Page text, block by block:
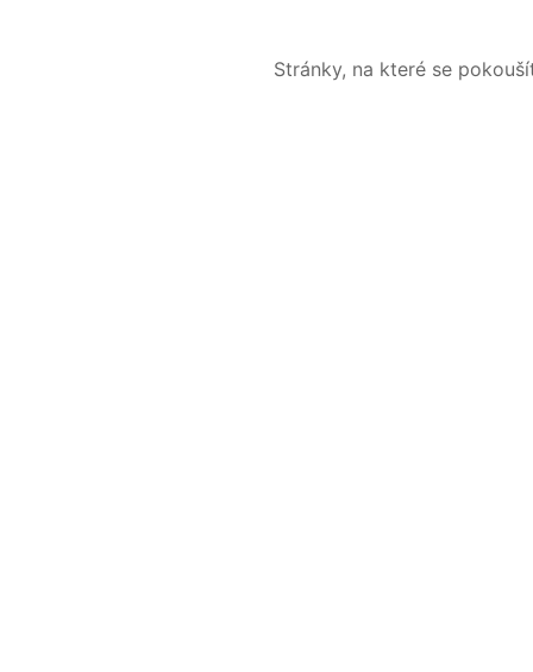
Stránky, na které se